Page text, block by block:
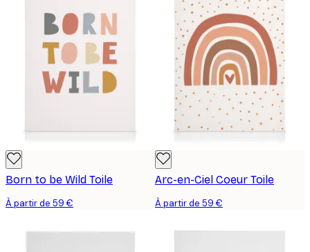
Born to be Wild Toile
À partir de 59 €
Arc-en-Ciel Coeur Toile
À partir de 59 €